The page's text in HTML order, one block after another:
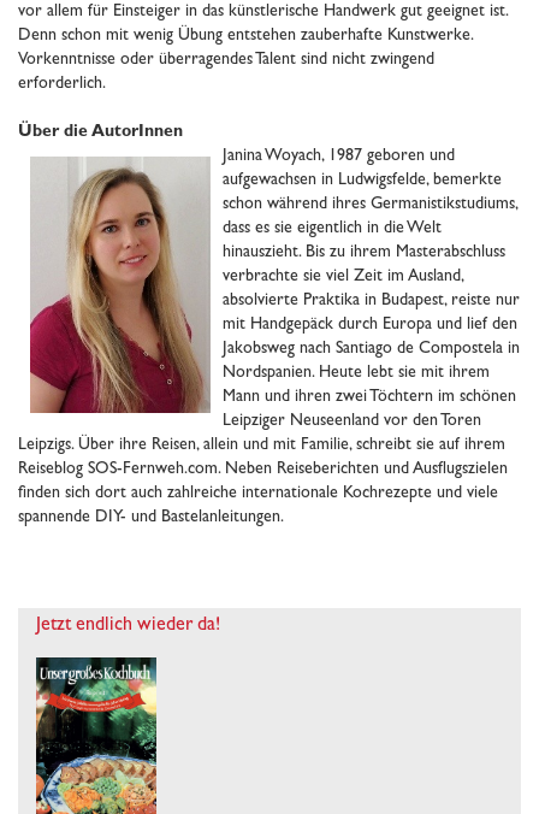
vor allem für Einsteiger in das künstlerische Handwerk gut geeignet ist.
Denn schon mit wenig Übung entstehen zauberhafte Kunstwerke.
Vorkenntnisse oder überragendes Talent sind nicht zwingend
erforderlich.
Über die AutorInnen
Janina Woyach, 1987 geboren und
aufgewachsen in Ludwigsfelde, bemerkte
schon während ihres Germanistikstudiums,
dass es sie eigentlich in die Welt
hinauszieht. Bis zu ihrem Masterabschluss
verbrachte sie viel Zeit im Ausland,
absolvierte Praktika in Budapest, reiste nur
mit Handgepäck durch Europa und lief den
Jakobsweg nach Santiago de Compostela in
Nordspanien. Heute lebt sie mit ihrem
Mann und ihren zwei Töchtern im schönen
Leipziger Neuseenland vor den Toren
Leipzigs. Über ihre Reisen, allein und mit Familie, schreibt sie auf ihrem
Reiseblog SOS-Fernweh.com. Neben Reiseberichten und Ausflugszielen
finden sich dort auch zahlreiche internationale Kochrezepte und viele
spannende DIY- und Bastelanleitungen.
Jetzt endlich wieder da!